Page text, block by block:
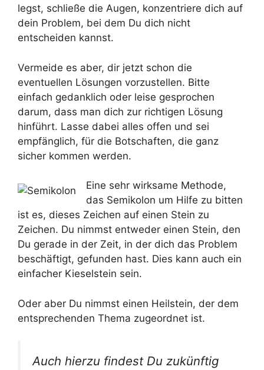
legst, schließe die Augen, konzentriere dich auf
dein Problem, bei dem Du dich nicht
entscheiden kannst.
Vermeide es aber, dir jetzt schon die
eventuellen Lösungen vorzustellen. Bitte
einfach gedanklich oder leise gesprochen
darum, dass man dich zur richtigen Lösung
hinführt. Lasse dabei alles offen und sei
empfänglich, für die Botschaften, die ganz
sicher kommen werden.
Eine sehr wirksame Methode,
das Semikolon um Hilfe zu bitten
ist es, dieses Zeichen auf einen Stein zu
Zeichen. Du nimmst entweder einen Stein, den
Du gerade in der Zeit, in der dich das Problem
beschäftigt, gefunden hast. Dies kann auch ein
einfacher Kieselstein sein.
Oder aber Du nimmst einen Heilstein, der dem
entsprechenden Thema zugeordnet ist.
Auch hierzu findest Du zukünftig